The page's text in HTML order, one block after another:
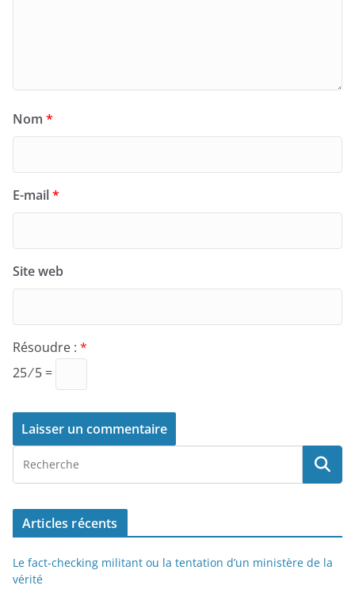
Nom *
E-mail*
Site web
Résoudre : *
25 ⁄ 5 =
Articles récents
Le fact-checking militant ou la tentation d’un ministère de la
vérité